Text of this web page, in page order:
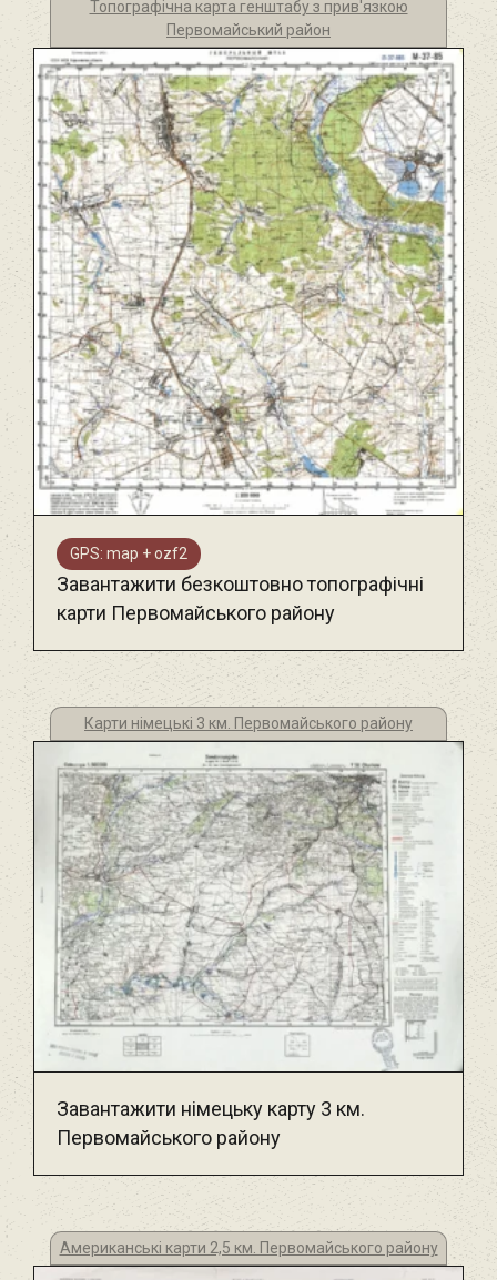
Топографічна карта генштабу з прив'язкою
Первомайський район
GPS: map + ozf2
Завантажити безкоштовно топографічні
карти Первомайського району
Карти німецькі 3 км. Первомайського району
Завантажити німецьку карту 3 км.
Первомайського району
Американські карти 2,5 км. Первомайського району